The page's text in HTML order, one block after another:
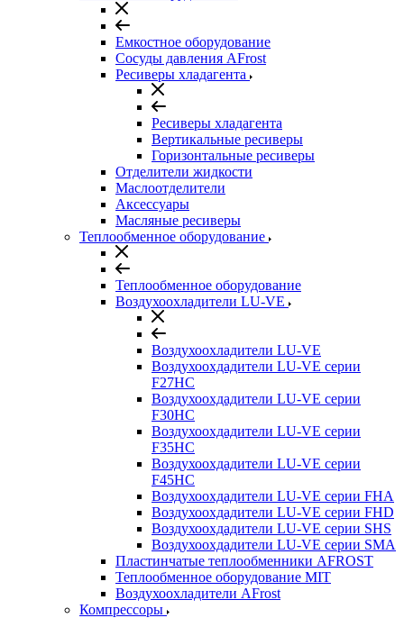
Емкостное оборудование
Сосуды давления AFrost
Ресиверы хладагента
Ресиверы хладагента
Вертикальные ресиверы
Горизонтальные ресиверы
Отделители жидкости
Маслоотделители
Аксессуары
Масляные ресиверы
Теплообменное оборудование
Теплообменное оборудование
Воздухоохладители LU-VE
Воздухоохладители LU-VE
Воздухоохдадители LU-VE серии
F27HC
Воздухоохдадители LU-VE серии
F30HC
Воздухоохдадители LU-VE серии
F35HC
Воздухоохдадители LU-VE серии
F45HC
Воздухоохдадители LU-VE серии FHA
Воздухоохдадители LU-VE серии FHD
Воздухоохдадители LU-VE серии SHS
Воздухоохдадители LU-VE серии SMA
Пластинчатые теплообменники AFROST
Теплообменное оборудование MIT
Воздухоохладители AFrost
Компрессоры